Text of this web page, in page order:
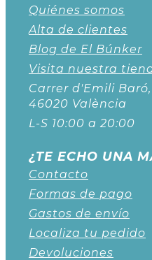
Quiénes somos
Alta de clientes
Blog de El Búnker
Visita nuestra
Carrer d'Emili
46020 València
L-S 10:00 a 20:00
¿TE ECHO UNA
Contacto
Formas de pago
Gastos de envío
Localiza tu pedido
Devoluciones